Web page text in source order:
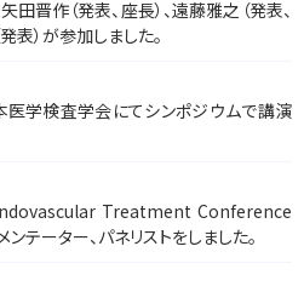
晋作（発表、座長）、遠藤雅之（発表、
表）が参加しました。
学検査学会にてシンポジウムで講演
Treatment Conference
テーター、パネリストをしました。